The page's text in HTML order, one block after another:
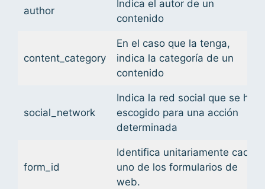
author
Indica el autor de un
contenido
content_category
En el caso que la tenga,
indica la categoría de un
contenido
social_network
Indica la red social que se ha
escogido para una acción
determinada
form_id
Identifica unitariamente cada
uno de los formularios de
web.